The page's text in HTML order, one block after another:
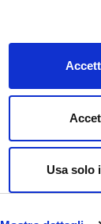
Usa solo
RELATIONS